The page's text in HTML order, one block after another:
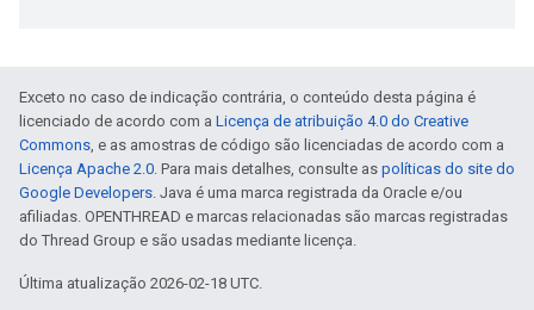
Exceto no caso de indicação contrária, o conteúdo desta página é
licenciado de acordo com a Licença de atribuição 4.0 do Creative
Commons, e as amostras de código são licenciadas de acordo com a
Licença Apache 2.0. Para mais detalhes, consulte as políticas do site do
Google Developers. Java é uma marca registrada da Oracle e/ou
afiliadas. OPENTHREAD e marcas relacionadas são marcas registradas
do Thread Group e são usadas mediante licença.
Última atualização 2026-02-18 UTC.